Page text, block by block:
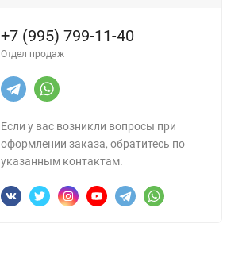
+7 (995) 799-11-40
Отдел продаж
Если у вас возникли вопросы при
оформлении заказа, обратитесь по
указанным контактам.